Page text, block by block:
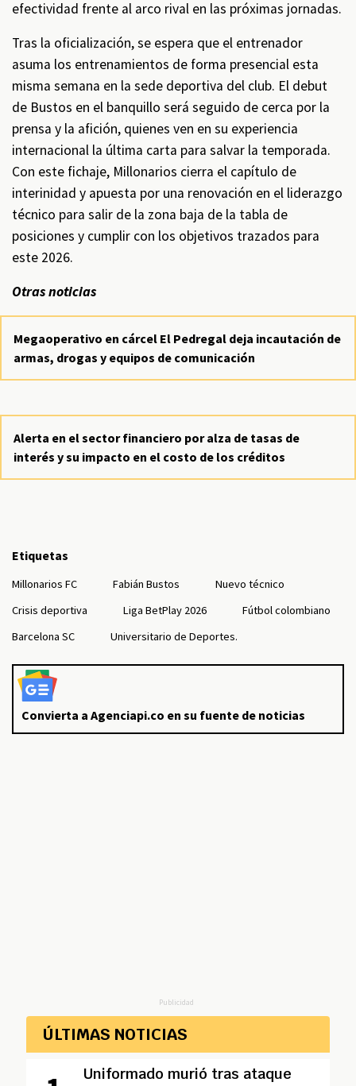
efectividad frente al arco rival en las próximas jornadas.
Tras la oficialización, se espera que el entrenador
asuma los entrenamientos de forma presencial esta
misma semana en la sede deportiva del club. El debut
de Bustos en el banquillo será seguido de cerca por la
prensa y la afición, quienes ven en su experiencia
internacional la última carta para salvar la temporada.
Con este fichaje, Millonarios cierra el capítulo de
interinidad y apuesta por una renovación en el liderazgo
técnico para salir de la zona baja de la tabla de
posiciones y cumplir con los objetivos trazados para
este 2026.
Otras noticias
Megaoperativo en cárcel El Pedregal deja incautación de
armas, drogas y equipos de comunicación
Alerta en el sector financiero por alza de tasas de
interés y su impacto en el costo de los créditos
Etiquetas
Millonarios FC Fabián Bustos
Nuevo técnico
Crisis deportiva
Liga BetPlay 2026
Fútbol colombiano
Barcelona SC
Universitario de Deportes.
Convierta a Agenciapi.co en su fuente de noticias
Publicidad
ÚLTIMAS NOTICIAS
Uniformado murió tras ataque